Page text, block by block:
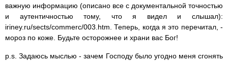
важную информацию (описано все с документальной точностью
и аутентичностью тому, что я видел и слышал):
iriney.ru/sects/commerc/003.htm. Теперь, когда я это перечитал, -
мороз по коже. Будьте осторожнее и храни вас Бог!
p.s. Задаюсь мыслью - зачем Господу было угодно меня сгонять